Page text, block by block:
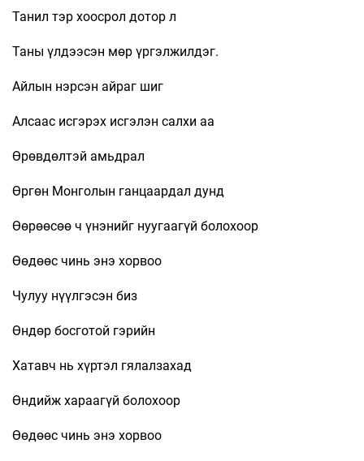
Танил тэр хоосрол дотор л
Таны үлдээсэн мөр үргэлжилдэг.
Айлын нэрсэн айраг шиг
Алсаас исгэрэх исгэлэн салхи аа
Өрөвдөлтэй амьдрал
Өргөн Монголын ганцаардал дунд
Өөрөөсөө ч үнэнийг нуугаагүй болохоор
Өөдөөс чинь энэ хорвоо
Чулуу нүүлгэсэн биз
Өндөр босготой гэрийн
Хатавч нь хүртэл гялалзахад
Өндийж хараагүй болохоор
Өөдөөс чинь энэ хорвоо